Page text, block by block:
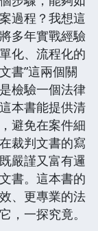
過程？我想這
多年實戰經驗
化、流程化的
書”這兩個關
檢驗一個法律
本書能提供清
避免在案件細
裁判文書的寫
嚴謹又富有邏
書。這本書的
、更專業的法
，一探究竟。